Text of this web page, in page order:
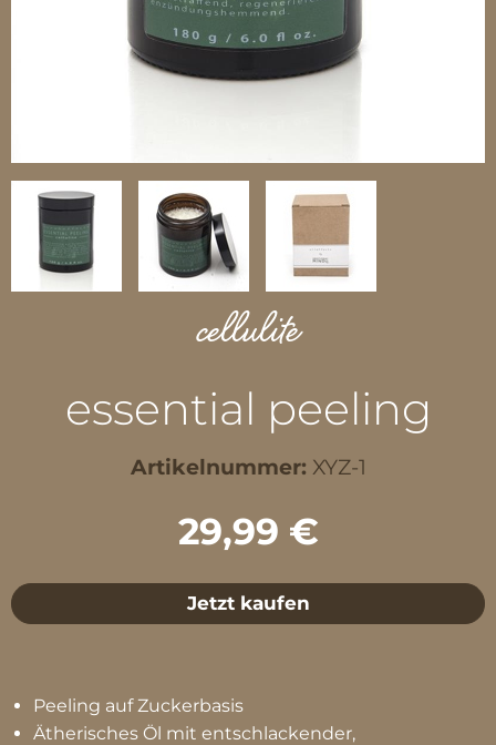
cellulite
essential peeling
Artikelnummer: XYZ-1
29,99 €
Jetzt kaufen
Peeling auf Zuckerbasis
Ätherisches Öl mit entschlackender,